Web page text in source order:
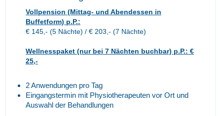
Vollpension (Mittag- und Abendessen in
Buffetform) p.P.:
€ 145,- (5 Nächte) / € 203,- (7 Nächte)
Wellnesspaket (nur bei 7 Nächten buchbar) p.P.: €
25,-
2 Anwendungen pro Tag
Eingangstermin mit Physiotherapeuten vor Ort und
Auswahl der Behandlungen